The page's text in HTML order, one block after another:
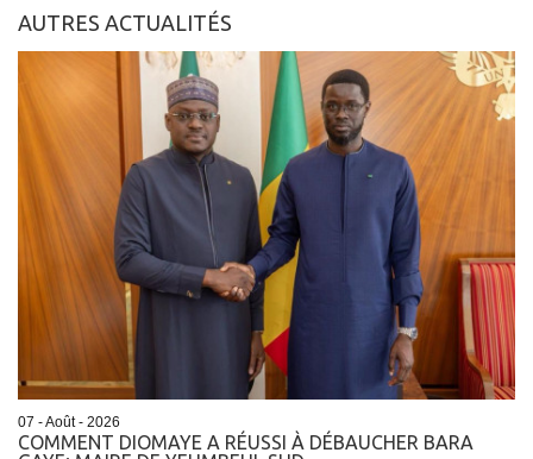
AUTRES ACTUALITÉS
07 - Août - 2026
COMMENT DIOMAYE A RÉUSSI À DÉBAUCHER BARA